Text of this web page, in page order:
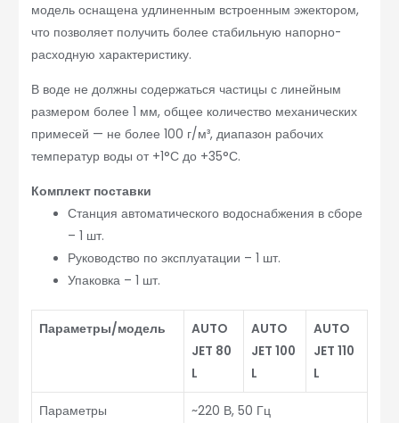
модель оснащена удлиненным встроенным эжектором,
что позволяет получить более стабильную напорно-
расходную характеристику.
В воде не должны содержаться частицы с линейным
размером более 1 мм, общее количество механических
примесей — не более 100 г/м³, диапазон рабочих
температур воды от +1°С до +35°С.
Комплект поставки
Станция автоматического водоснабжения в сборе
– 1 шт.
Руководство по эксплуатации – 1 шт.
Упаковка – 1 шт.
Параметры/модель
AUTO
JET 80
L
AUTO
JET 100
L
AUTO
JET 110
L
Параметры
~220 В, 50 Гц